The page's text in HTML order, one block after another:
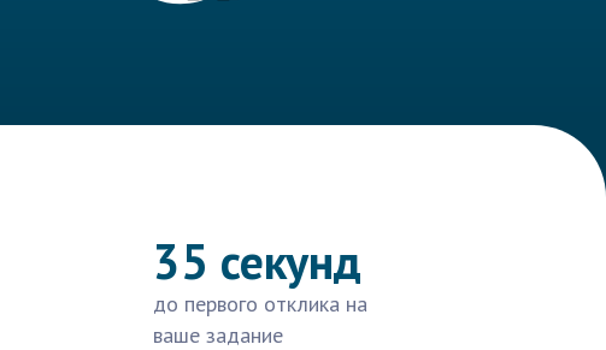
35 секунд
до первого отклика на
ваше задание